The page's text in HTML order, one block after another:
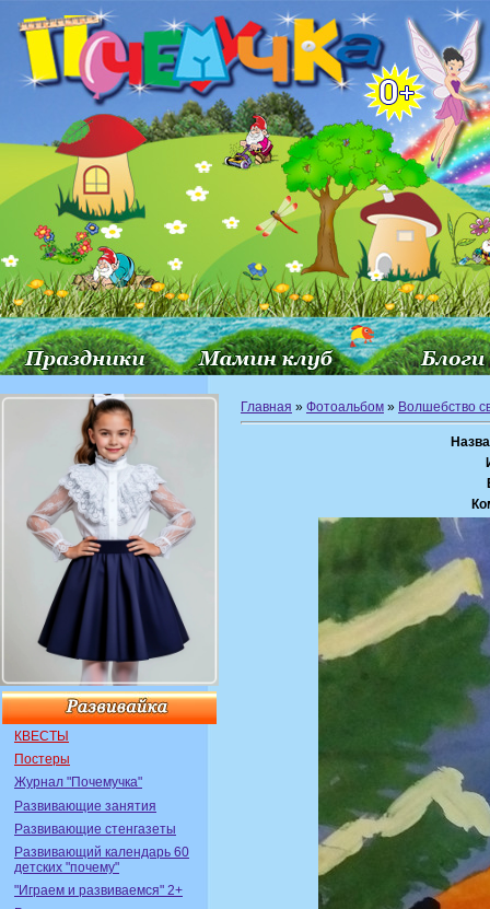
КВЕСТЫ
Постеры
Журнал "Почемучка"
Развивающие занятия
Развивающие стенгазеты
Развивающий календарь 60
детских "почему"
"Играем и развиваемся" 2+
Главная » Фотоальбом » Волшебство